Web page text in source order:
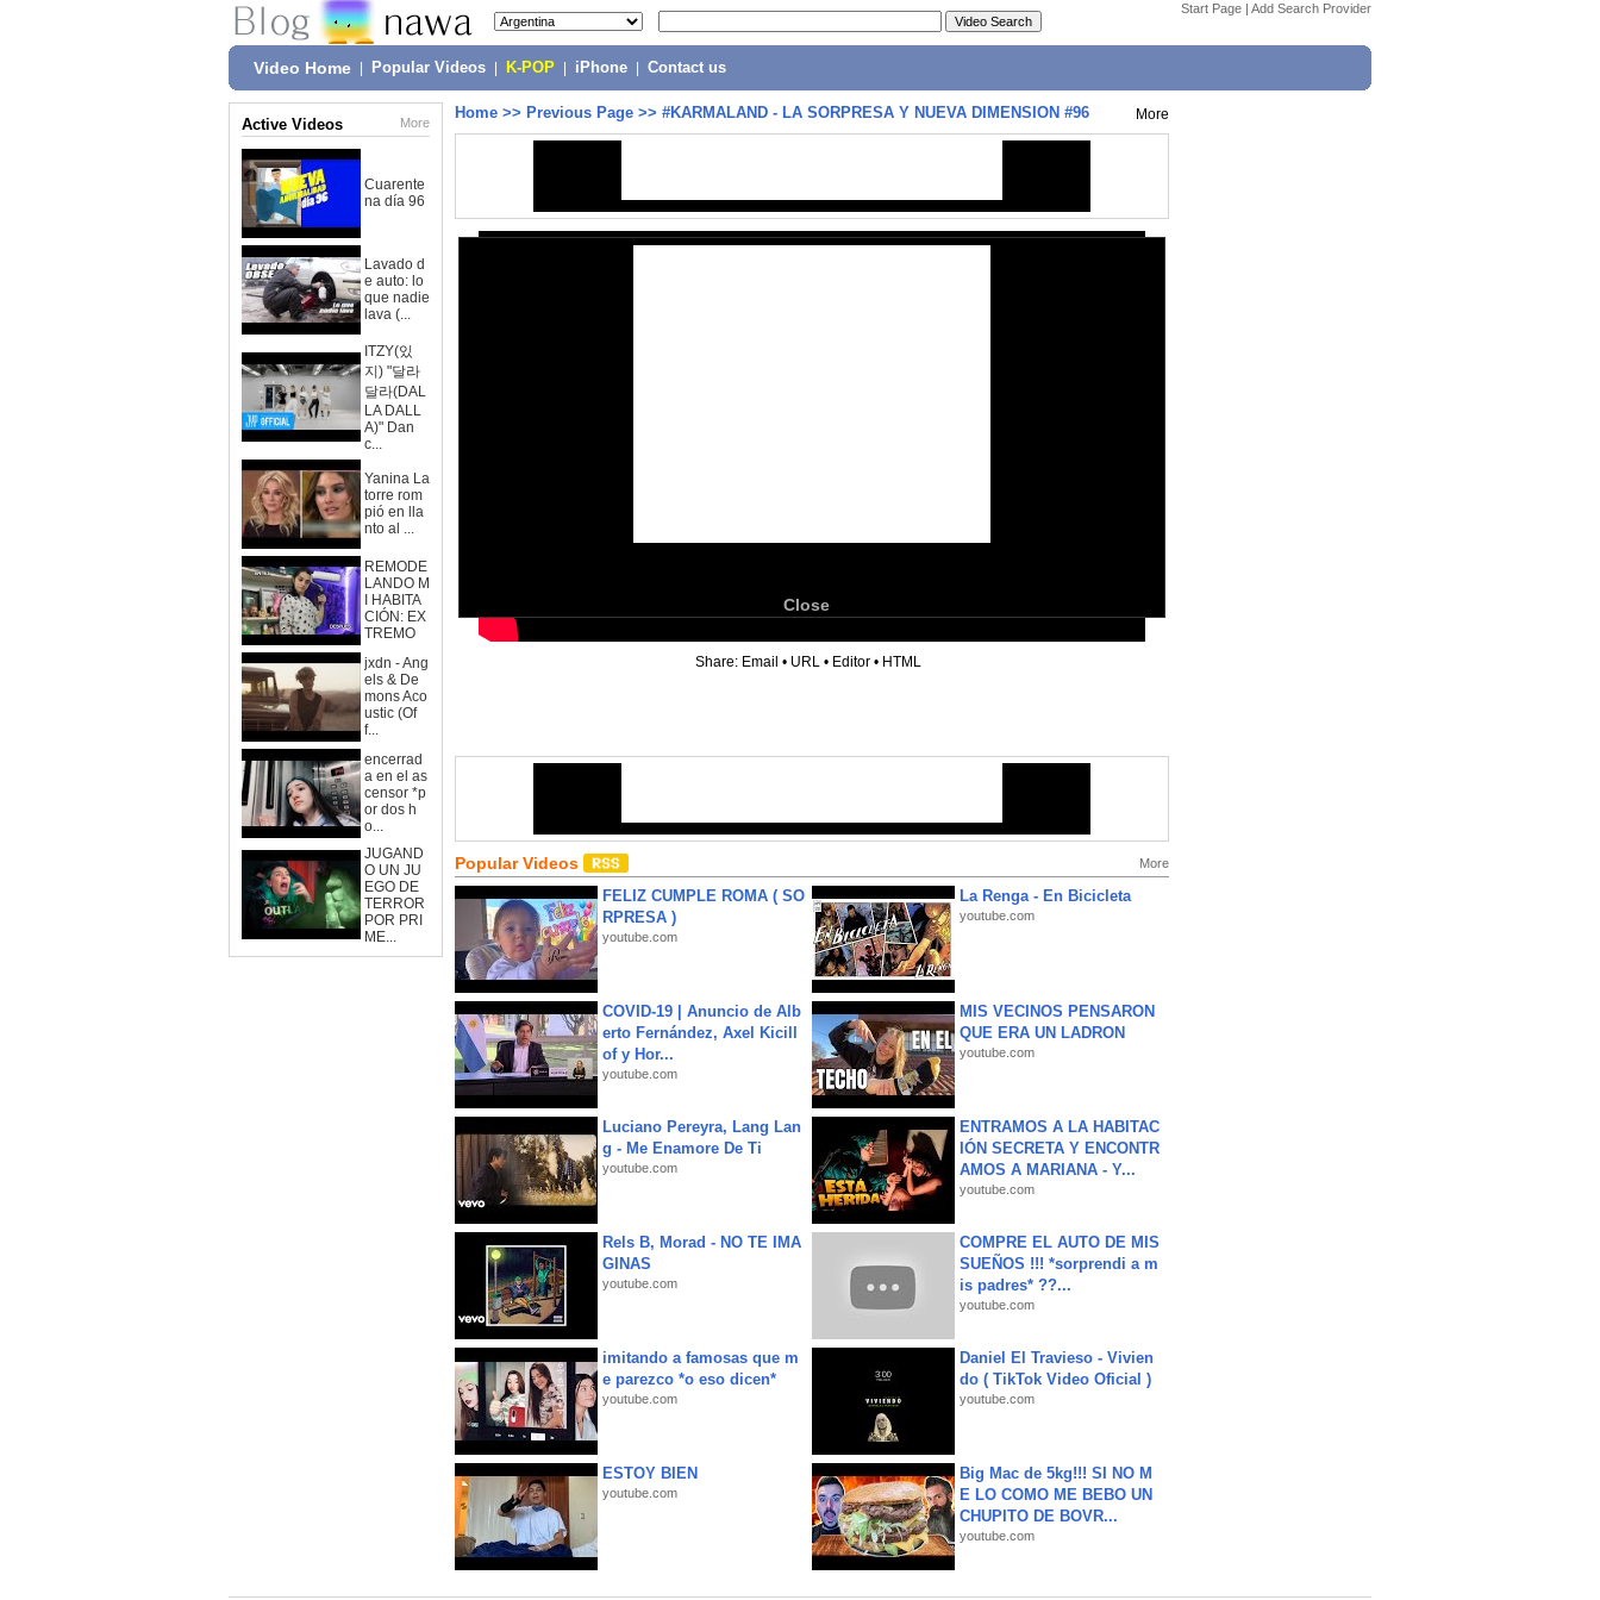
Start Page | Add Search Provider
Video Home Popular Videos K-POP iPhone Contact us
Active Videos More
Cuarente
na día 96
Lavado d
e auto: lo
que nadie
lava (...
ITZY(있
지) "달라
달라(DAL
LA DALL
A)" Dan
c...
Yanina La
torre rom
pió en lla
nto al ...
REMODE
LANDO M
I HABITA
CIÓN: EX
TREMO
jxdn - Ang
els & De
mons Aco
ustic (Of
f...
encerrad
a en el as
censor *p
or dos h
o...
JUGAND
O UN JU
EGO DE
TERROR
POR PRI
ME...
Home >> Previous Page >> #KARMALAND - LA SORPRESA Y NUEVA DIMENSION #96 More
Close
Share: Email • URL • Editor • HTML
Popular Videos More
FELIZ CUMPLE ROMA ( SO
RPRESA )
youtube.com
La Renga - En Bicicleta
youtube.com
COVID-19 | Anuncio de Alb
erto Fernández, Axel Kicill
of y Hor...
youtube.com
MIS VECINOS PENSARON
QUE ERA UN LADRON
youtube.com
Luciano Pereyra, Lang Lan
g - Me Enamore De Ti
youtube.com
ENTRAMOS A LA HABITAC
IÓN SECRETA Y ENCONTR
AMOS A MARIANA - Y...
youtube.com
Rels B, Morad - NO TE IMA
GINAS
youtube.com
COMPRE EL AUTO DE MIS
SUEÑOS !!! *sorprendi a m
is padres* ??...
youtube.com
imitando a famosas que m
e parezco *o eso dicen*
youtube.com
Daniel El Travieso - Vivien
do ( TikTok Video Oficial )
youtube.com
ESTOY BIEN
youtube.com
Big Mac de 5kg!!! SI NO M
E LO COMO ME BEBO UN
CHUPITO DE BOVR...
youtube.com